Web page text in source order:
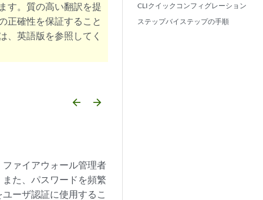
CLIクイックコンフィグレーション
ステップバイステップの手順
す。質の高い翻訳を提
正確性を保証すること
、英語版を参照してく
arrow_backward arrow_forward
ァイアウォール管理者
た、パスワードを頻繁
ーザ認証に使用するこ